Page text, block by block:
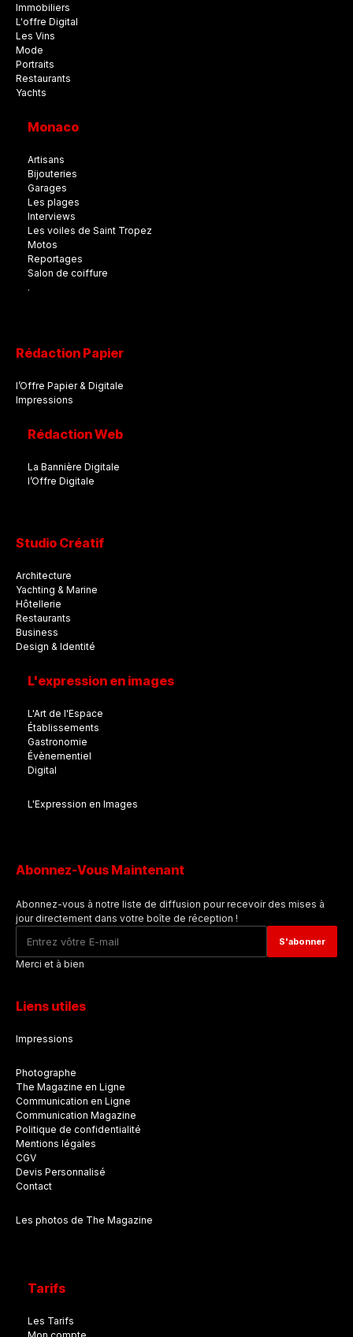
Immobiliers
L'offre Digital
Les Vins
Mode
Portraits
Restaurants
Yachts
Monaco
Artisans
Bijouteries
Garages
Les plages
Interviews
Les voiles de Saint Tropez
Motos
Reportages
Salon de coiffure
.
Rédaction Papier
l’Offre Papier & Digitale
Impressions
Rédaction Web
La Bannière Digitale
l’Offre Digitale
Studio Créatif
Architecture
Yachting & Marine
Hôtellerie
Restaurants
Business
Design & Identité
L'expression en images
L'Art de l'Espace
Établissements
Gastronomie
Évènementiel
Digital
L'Expression en Images
Abonnez-Vous Maintenant
Abonnez-vous à notre liste de diffusion pour recevoir des mises à
jour directement dans votre boîte de réception !
Merci et à bien
Liens utiles
Impressions
Photographe
The Magazine en Ligne
Communication en Ligne
Communication Magazine
Politique de confidentialité
Mentions légales
CGV
Devis Personnalisé
Contact
Les photos de The Magazine
Tarifs
Les Tarifs